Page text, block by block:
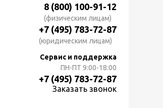
8 (800) 100-91-12
(физическим лицам)
+7 (495) 783-72-87
(юридическим лицам)
Сервис и поддержка
ПН-ПТ 9:00-18:00
+7 (495) 783-72-87
Заказать звонок